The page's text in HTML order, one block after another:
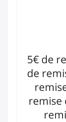
5€ de
de
remise